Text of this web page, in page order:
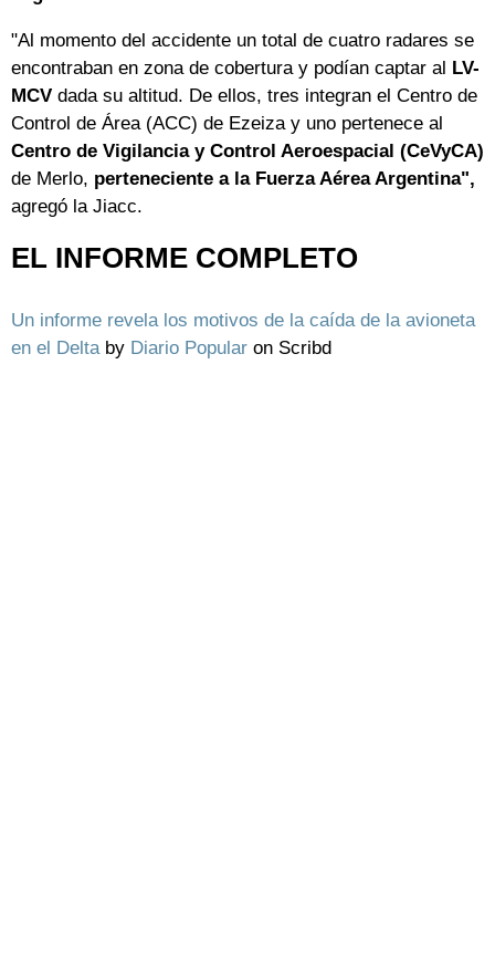
"Al momento del accidente un total de cuatro radares se
encontraban en zona de cobertura y podían captar al LV-
MCV dada su altitud. De ellos, tres integran el Centro de
Control de Área (ACC) de Ezeiza y uno pertenece al
Centro de Vigilancia y Control Aeroespacial (CeVyCA)
de Merlo, perteneciente a la Fuerza Aérea Argentina",
agregó la Jiacc.
EL INFORME COMPLETO
Un informe revela los motivos de la caída de la avioneta
en el Delta by Diario Popular on Scribd